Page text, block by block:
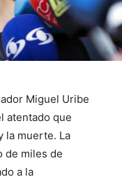
Miguel Uribe
atentado que
la muerte. La
de miles de
a la